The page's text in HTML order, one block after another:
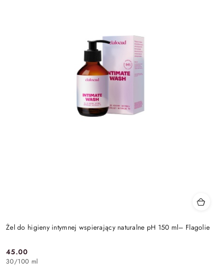
Żel do higieny intymnej wspierający naturalne pH 150 ml– Flagolie
Cena:
45.00
30/100 ml